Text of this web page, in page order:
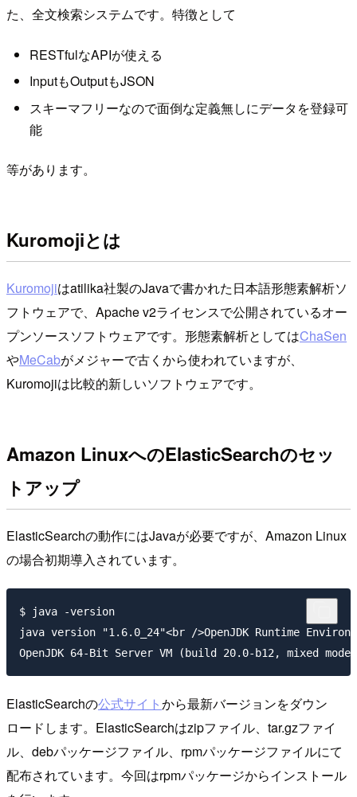
た、全文検索システムです。特徴として
RESTfulなAPIが使える
InputもOutputもJSON
スキーマフリーなので面倒な定義無しにデータを登録可
能
等があります。
Kuromojiとは
Kuromojiはatilika社製のJavaで書かれた日本語形態素解析ソ
フトウェアで、Apache v2ライセンスで公開されているオー
プンソースソフトウェアです。形態素解析としてはChaSen
やMeCabがメジャーで古くから使われていますが、
Kuromojiは比較的新しいソフトウェアです。
Amazon LinuxへのElasticSearchのセッ
トアップ
ElasticSearchの動作にはJavaが必要ですが、Amazon Linux
の場合初期導入されています。
$ java -version
java version "1.6.0_24"<br />OpenJDK Runtime
ElasticSearchの公式サイトから最新バージョンをダウン
ロードします。ElasticSearchはzipファイル、tar.gzファイ
ル、debパッケージファイル、rpmパッケージファイルにて
配布されています。今回はrpmパッケージからインストール